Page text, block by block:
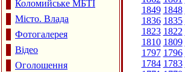
Коломийське МБТІ
Місто. Влада
Фотогалерея
Відео
Оголошення
1849 1848
1836 1835
1823 1822
1810 1809
1797 1796
1784 1783